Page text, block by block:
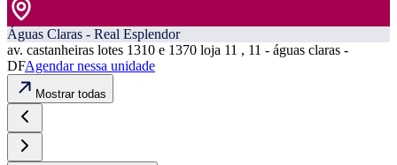
Águas Claras - Real Esplendor
av. castanheiras lotes 1310 e 1370 loja 11 , 11 - águas claras -
DFAgendar nessa unidade
Mostrar todas